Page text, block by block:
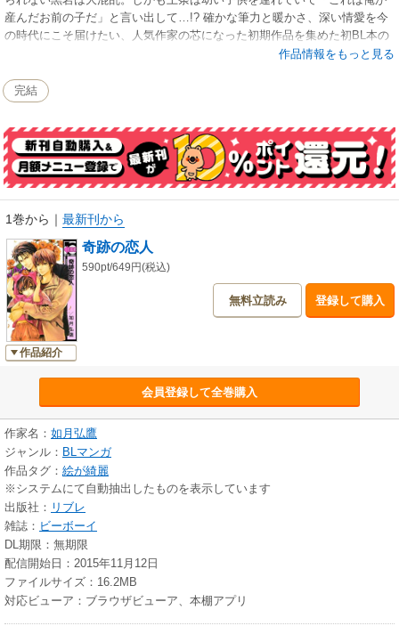
産んだお前の子だ」と言い出して…!? 確かな筆力と暖かさ、深い情愛を今
の時代にこそ届けたい、人気作家の芯になった初期作品を集めた初BL本の
作品情報をもっと見る
完結
1巻から ｜ 最新刊から
作品紹介
奇跡の恋人
590pt/649円(税込)
無料立読み 登録して購入
会員登録して全巻購入
作家名： 如月弘鷹
ジャンル： BLマンガ
作品タグ： 絵が綺麗
※システムにて自動抽出したものを表示しています
出版社： リブレ
雑誌： ビーボーイ
DL期限：無期限
配信開始日：2015年11月12日
ファイルサイズ：16.2MB
対応ビューア：ブラウザビューア、本棚アプリ